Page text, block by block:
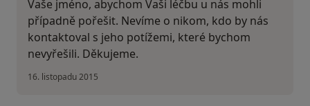
Vaše jméno, abychom Vaši léčbu u nás mohli
případně pořešit. Nevíme o nikom, kdo by nás
kontaktoval s jeho potížemi, které bychom
nevyřešili. Děkujeme.
16. listopadu 2015